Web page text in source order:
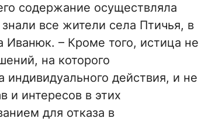
содержание осуществляла
все жители села Птичья, в
Иванюк. – Кроме того, истица не
на которого
индивидуального действия, и не
и интересов в этих
для отказа в